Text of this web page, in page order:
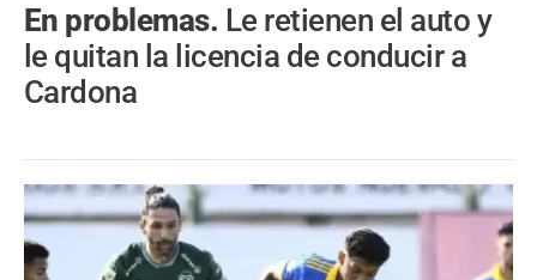
En problemas. Le retienen el auto y
le quitan la licencia de conducir a
Cardona